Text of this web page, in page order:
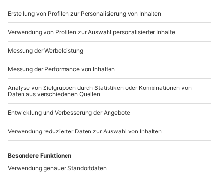
b2b@mydays.de
www.b2b.mydays.de/
Artikelnummer
Andere Produkte entdecken